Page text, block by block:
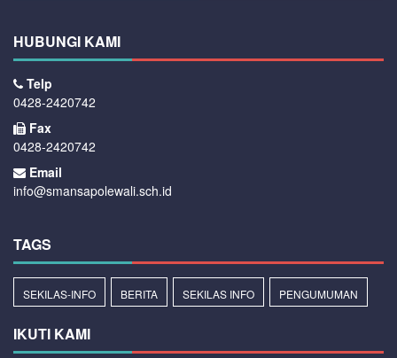
HUBUNGI KAMI
Telp
0428-2420742
Fax
0428-2420742
Email
info@smansapolewali.sch.id
TAGS
SEKILAS-INFO BERITA SEKILAS INFO PENGUMUMAN
IKUTI KAMI